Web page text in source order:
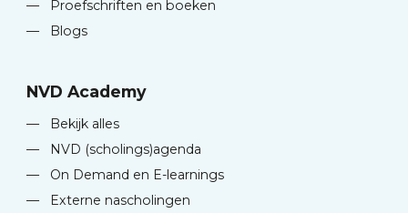
—
Proefschriften en boeken
—
Blogs
NVD Academy
—
Bekijk alles
—
NVD (scholings)agenda
—
On Demand en E-learnings
—
Externe nascholingen